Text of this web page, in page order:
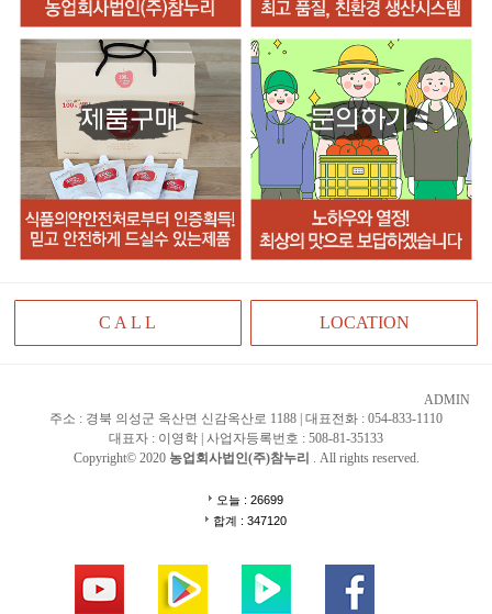
C A L L LOCATION
ADMIN
주소 : 경북 의성군 옥산면 신감옥산로 1188 | 대표전화 : 054-833-1110
대표자 : 이영학 | 사업자등록번호 : 508-81-35133
Copyright© 2020 농업회사법인(주)참누리 . All rights reserved.
오늘 : 26699
합계 : 347120